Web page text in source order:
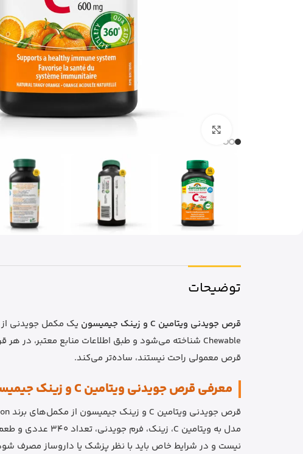
توضیحات
قرص جویدنی ویتامین C و زینک جیمیسون
قرص معمولی راحت نیستند، ساده‌تر می‌کند.
معرفی قرص جویدنی ویتامین C و زینک جیمیسون
نیست و در شرایط خاص باید با نظر پزشک یا داروساز مصرف